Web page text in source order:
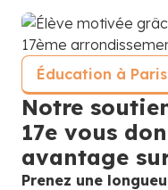
Éducation à Paris
Notre
17e vous
avantage
Prenez une